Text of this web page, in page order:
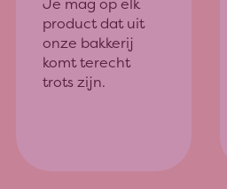
product dat uit
onze bakkerij
komt terecht
trots zijn.